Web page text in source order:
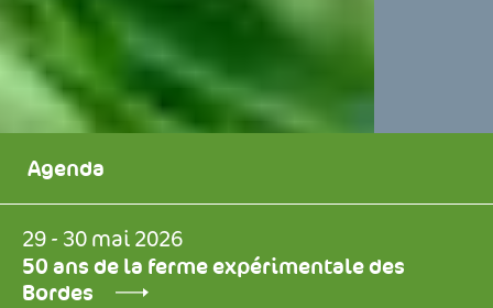
Agenda
29 - 30 mai 2026
50 ans de la ferme expérimentale des
Bordes